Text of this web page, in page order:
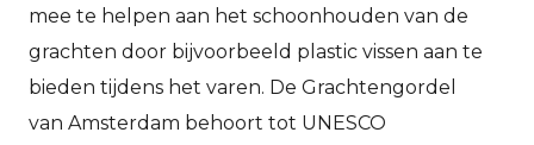
mee te helpen aan het schoonhouden van de
grachten door bijvoorbeeld plastic vissen aan te
bieden tijdens het varen. De Grachtengordel
van Amsterdam behoort tot UNESCO